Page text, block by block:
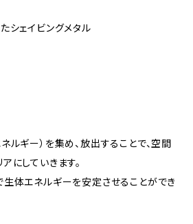
シェイビングメタル
ルギー）を集め、放出することで、空間
にしていきます。
体エネルギーを安定させることができ